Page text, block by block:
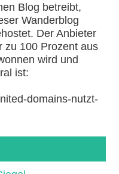
Blog betreibt,
Wanderblog
Der Anbieter
zu 100 Prozent aus
wird und
ist:
domains-nutzt-